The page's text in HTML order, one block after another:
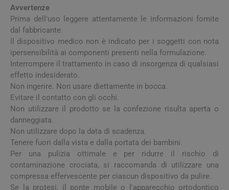
Avvertenze
Prima dell'uso leggere attentamente le informazioni fornite
dal fabbricante.
Il dispositivo medico non è indicato per i soggetti con nota
ipersensibilità ai componenti presenti nella formulazione.
Interrompere il trattamento in caso di insorgenza di qualsiasi
effetto indesiderato.
Non ingerire. Non usare diettamente in bocca.
Evitare il contatto con gli occhi.
Non utilizzare il prodotto se la confezione risulta aperta o
danneggiata.
Non utilizzare dopo la data di scadenza.
Tenere fuori dalla vista e dalla portata dei bambini.
Per una pulizia ottimale e per ridurre il rischio di
contaminazione crociata, si raccomanda di utilizzare una
compressa effervescente per ciascun dispositivo da pulire.
Se la protesi, il ponte mobile o l'apparecchio ortodontico